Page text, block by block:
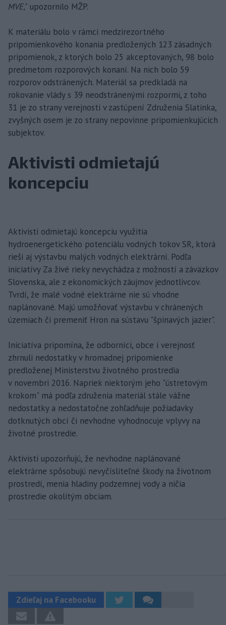
MVE," upozornilo MŽP.
K materiálu bolo v rámci medzirezortného
pripomienkového konania predložených 123 zásadných
pripomienok, z ktorých bolo 25 akceptovaných, 98 bolo
predmetom rozporových konaní. Na nich bolo 59
rozporov odstránených. Materiál sa predkladá na
rokovanie vlády s 39 neodstránenými rozpormi, z toho
31 je zo strany verejnosti v zastúpení Združenia Slatinka,
zvyšných osem je zo strany nepovinne pripomienkujúcich
subjektov.
Aktivisti odmietajú
koncepciu
Aktivisti odmietajú koncepciu využitia
hydroenergetického potenciálu vodných tokov SR, ktorá
rieši aj výstavbu malých vodných elektrární. Podľa
iniciatívy Za živé rieky nevychádza z možností a záväzkov
Slovenska, ale z ekonomických záujmov jednotlivcov.
Tvrdí, že malé vodné elektrárne nie sú vhodne
naplánované. Majú umožňovať výstavbu v chránených
územiach či premeniť Hron na sústavu "špinavých jazier".
Iniciatíva pripomína, že odborníci, obce i verejnosť
zhrnuli nedostatky v hromadnej pripomienke
predloženej Ministerstvu životného prostredia
v novembri 2016. Napriek niektorým jeho "ústretovým
krokom" má podľa združenia materiál stále vážne
nedostatky a nedostatočne zohľadňuje požiadavky
dotknutých obcí či nevhodne vyhodnocuje vplyvy na
životné prostredie.
Aktivisti upozorňujú, že nevhodne naplánované
elektrárne spôsobujú nevyčísliteľné škody na životnom
prostredí, menia hladiny podzemnej vody a ničia
prostredie okolitým obciam.
Zdieľaj na Facebooku